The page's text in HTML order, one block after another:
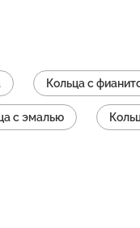
Кольца с
с эмалью